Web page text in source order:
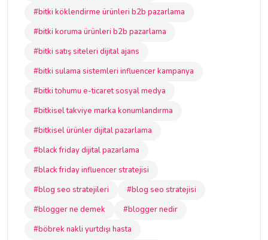
#bitki köklendirme ürünleri b2b pazarlama
#bitki koruma ürünleri b2b pazarlama
#bitki satış siteleri dijital ajans
#bitki sulama sistemleri influencer kampanya
#bitki tohumu e-ticaret sosyal medya
#bitkisel takviye marka konumlandırma
#bitkisel ürünler dijital pazarlama
#black friday dijital pazarlama
#black friday influencer stratejisi
#blog seo stratejileri
#blog seo stratejisi
#blogger ne demek
#blogger nedir
#böbrek nakli yurtdışı hasta